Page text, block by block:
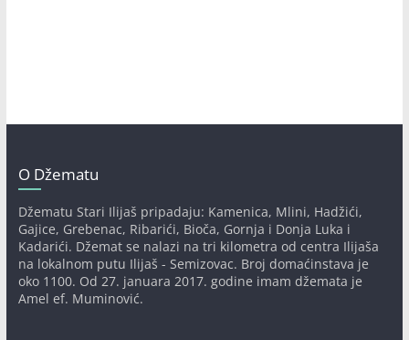
O Džematu
Džematu Stari Ilijaš pripadaju: Kamenica, Mlini, Hadžići,
Gajice, Grebenac, Ribarići, Bioča, Gornja i Donja Luka i
Kadarići. Džemat se nalazi na tri kilometra od centra Ilijaša
na lokalnom putu Ilijaš - Semizovac. Broj domaćinstava je
oko 1100. Od 27. januara 2017. godine imam džemata je
Amel ef. Muminović.